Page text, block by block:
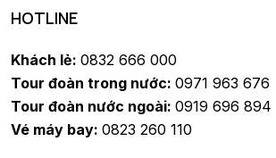
HOTLINE
Khách lẻ: 0832 666 000
Tour đoàn trong nước: 0971 963 676
Tour đoàn nước ngoài: 0919 696 894
Vé máy bay: 0823 260 110